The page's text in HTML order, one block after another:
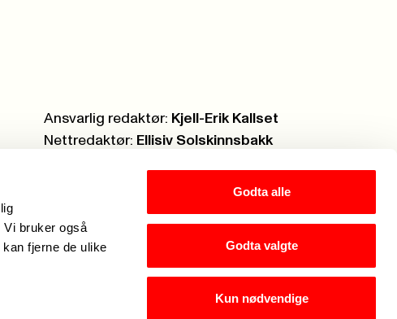
Vi bruker også
fjerne de ulike
Godta alle
Godta valgte
Kun nødvendige
Ansvarlig redaktør: Kjell-Erik Kallset
Nettredaktør: Ellisiv Solskinnsbakk